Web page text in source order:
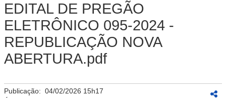
EDITAL DE PREGÃO
ELETRÔNICO 095-2024 -
REPUBLICAÇÃO NOVA
ABERTURA.pdf
Publicação: 04/02/2026 15h17